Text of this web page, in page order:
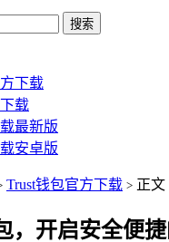
搜索
下载
载
最新版
安卓版
Trust钱包官方下载 > 正文
，开启安全便